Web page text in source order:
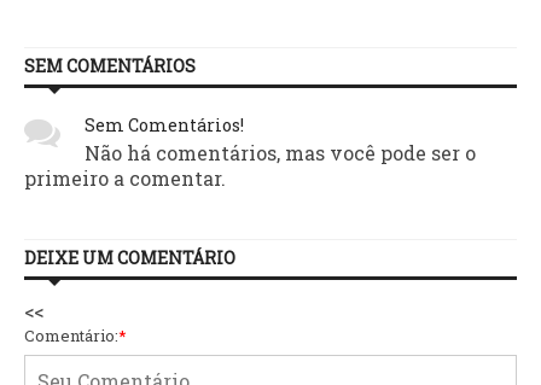
SEM COMENTÁRIOS
Sem Comentários!
Não há comentários, mas você pode ser o
primeiro a comentar.
DEIXE UM COMENTÁRIO
<<
Comentário:*